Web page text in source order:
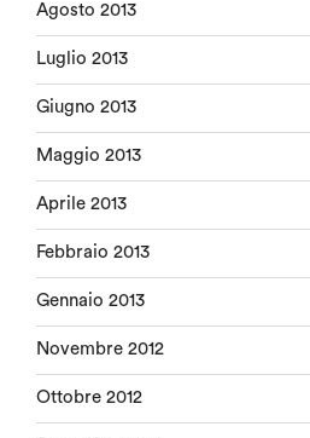
Agosto 2013
Luglio 2013
Giugno 2013
Maggio 2013
Aprile 2013
Febbraio 2013
Gennaio 2013
Novembre 2012
Ottobre 2012